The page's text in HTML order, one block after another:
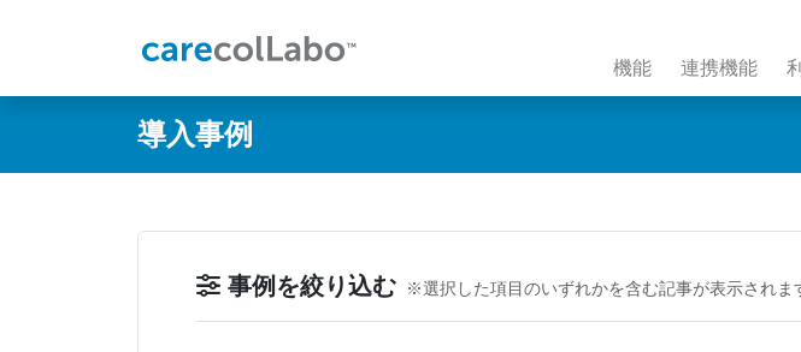
機能 連携機能
導入事例
事例を絞り込む ※選択した項目のいずれかを含む記事が表示されま